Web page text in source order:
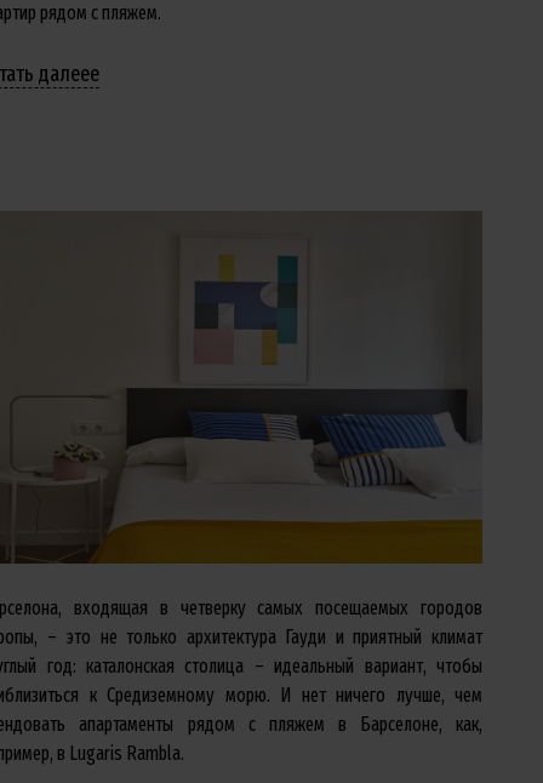
рядом с пляжем.
далееe
входящая в четверку самых посещаемых городов
– это не только архитектура Гауди и приятный климат
год: каталонская столица – идеальный вариант, чтобы
к Средиземному морю. И нет ничего лучше, чем
апартаменты рядом с пляжем в Барселоне, как,
в Lugaris Rambla.